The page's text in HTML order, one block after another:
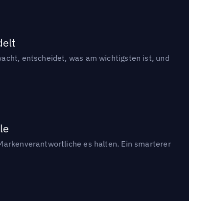
entscheidet, was am wichtigsten ist, und
es halten. Ein smarterer